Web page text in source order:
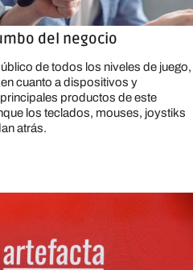
del negocio
de todos los niveles de juego,
cuanto a dispositivos y
productos de este
los teclados, mouses, joystiks
atrás.